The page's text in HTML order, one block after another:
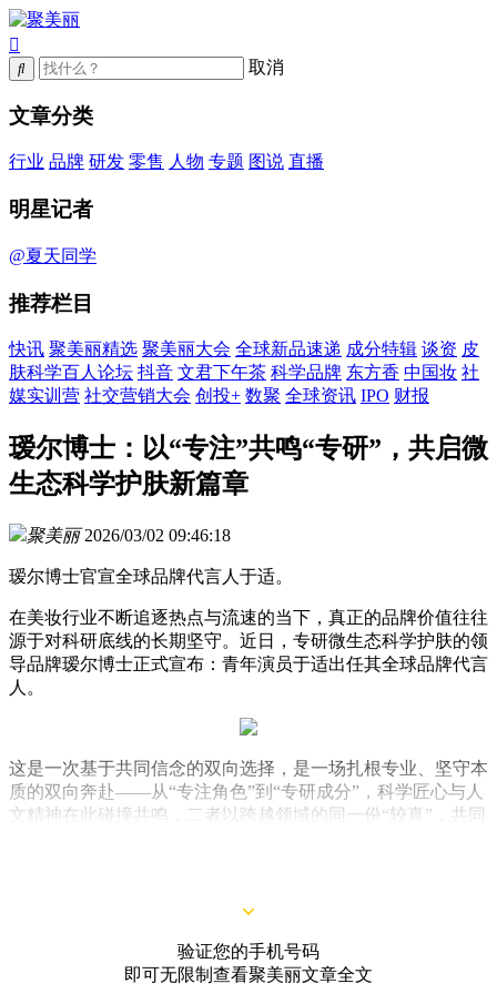
取消
文章分类
行业 品牌 研发 零售 人物 专题 图说 直播
明星记者
@夏天同学
推荐栏目
快讯 聚美丽精选 聚美丽大会 全球新品速递 成分特辑 谈资 皮
肤科学百人论坛 抖音 文君下午茶 科学品牌 东方香 中国妆 社
媒实训营 社交营销大会 创投+ 数聚 全球资讯 IPO 财报
瑷尔博士：以“专注”共鸣“专研”，共启微
生态科学护肤新篇章
聚美丽 2026/03/02 09:46:18
瑷尔博士官宣全球品牌代言人于适。
在美妆行业不断追逐热点与流速的当下，真正的品牌价值往往
源于对科研底线的长期坚守。近日，专研微生态科学护肤的领
导品牌瑷尔博士正式宣布：青年演员于适出任其全球品牌代言
人。
这是一次基于共同信念的双向选择，是一场扎根专业、坚守本
质的双向奔赴——从“专注角色”到“专研成分”，科学匠心与人
文精神在此碰撞共鸣，二者以跨越领域的同一份“较真”，共同
验证您的手机号码
即可无限制查看聚美丽文章全文